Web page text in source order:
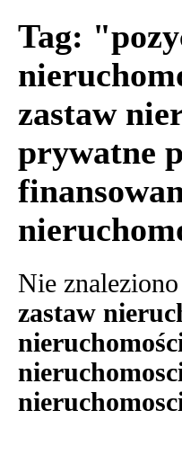
Tag:
zastaw
prywatne
Nie
zastaw